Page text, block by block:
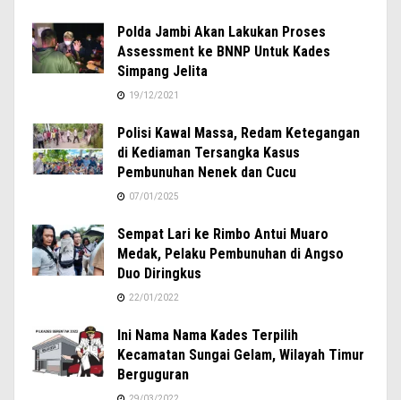
Polda Jambi Akan Lakukan Proses
Assessment ke BNNP Untuk Kades
Simpang Jelita
19/12/2021
Polisi Kawal Massa, Redam Ketegangan
di Kediaman Tersangka Kasus
Pembunuhan Nenek dan Cucu
07/01/2025
Sempat Lari ke Rimbo Antui Muaro
Medak, Pelaku Pembunuhan di Angso
Duo Diringkus
22/01/2022
Ini Nama Nama Kades Terpilih
Kecamatan Sungai Gelam, Wilayah Timur
Berguguran